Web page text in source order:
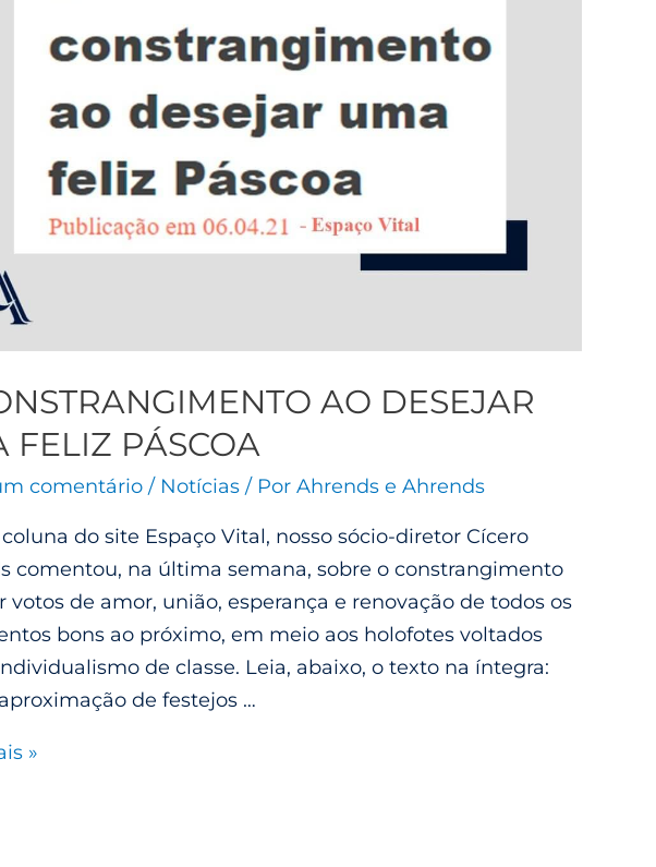
AO DESEJAR
FELIZ PÁSCOA
comentário / Notícias / PorAhrends e Ahrends
do site Espaço Vital, nosso sócio-diretor Cícero
comentou, na última semana, sobre o constrangimento
votos de amor, união, esperança e renovação de todos os
bons ao próximo, em meio aos holofotes voltados
de classe. Leia, abaixo, o texto na íntegra:
de festejos …
»